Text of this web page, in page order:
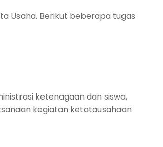
Usaha. Berikut beberapa tugas
ketenagaan dan siswa,
kegiatan ketatausahaan